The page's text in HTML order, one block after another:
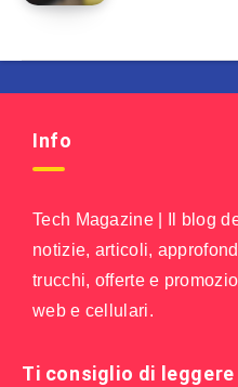
Info
Tech Magazine | Il blog
notizie, articoli,
trucchi, offerte e
web e cellulari.
Ti consiglio di leggere